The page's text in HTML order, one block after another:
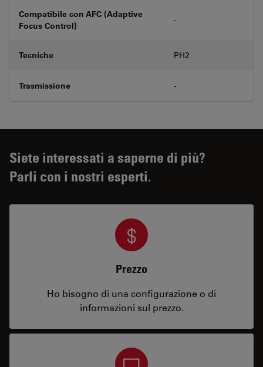
Compatibile con AFC (Adaptive
Focus Control)
-
Tecniche PH2
Trasmissione -
Siete interessati a saperne di più?
Parli con i nostri esperti.
Prezzo
Ho bisogno di una configurazione o di
informazioni sul prezzo.